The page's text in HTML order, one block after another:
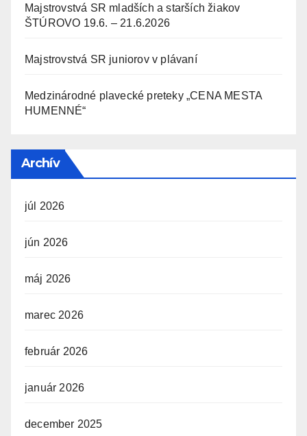
Majstrovstvá SR mladších a starších žiakov
ŠTÚROVO 19.6. – 21.6.2026
Majstrovstvá SR juniorov v plávaní
Medzinárodné plavecké preteky „CENA MESTA
HUMENNÉ“
Archív
júl 2026
jún 2026
máj 2026
marec 2026
február 2026
január 2026
december 2025